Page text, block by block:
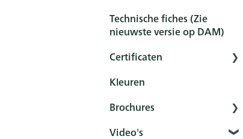
Tools
Voorbehandeling
Voorbehandeling
Technische fiches (Zie
nieuwste versie op DAM)
Certificaten
Overzicht
Certificaten
Kleuren
Brochures
Algemeen
Video's